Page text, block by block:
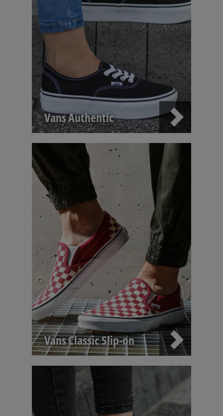
Vans Authentic
Vans Classic Slip-on